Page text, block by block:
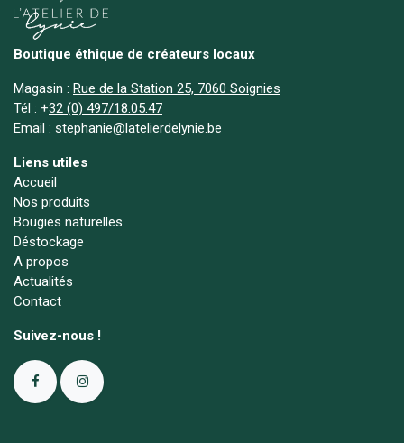
Boutique éthique de créateurs locaux
Magasin : Rue de la Station 25, 7060 Soignies
Tél : +32 (0) 497/18.05.47
Email : stephanie@latelierdelynie.be
Liens utiles
Accueil
Nos produits
Bougies naturelles
Déstockage
A propos
Actualités
Contact
Suivez-nous !